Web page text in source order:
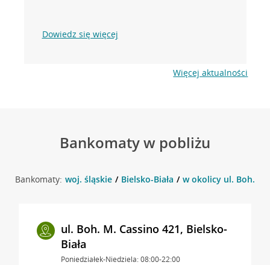
Dowiedz się więcej
Więcej aktualności
Bankomaty w pobliżu
Bankomaty: woj. śląskie Bielsko-Biała w okolicy ul. Boh. M.
ul. Boh. M. Cassino 421, Bielsko-
Biała
Poniedziałek-Niedziela: 08:00-22:00